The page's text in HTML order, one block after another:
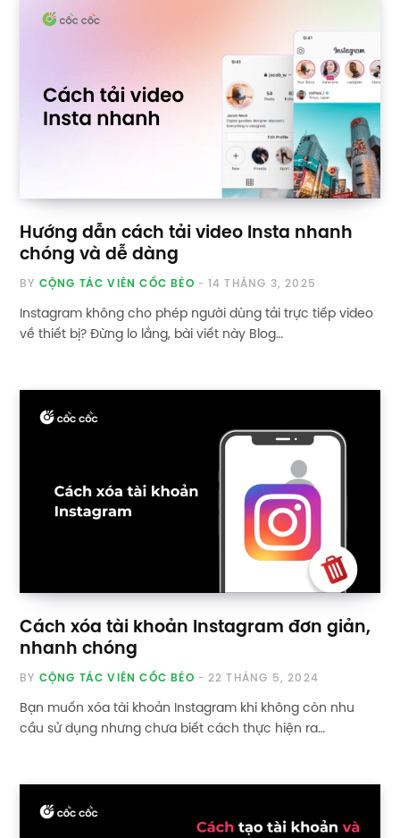
Hướng dẫn cách tải video Insta nhanh
chóng và dễ dàng
BY CỘNG TÁC VIÊN CỐC BÉO 14 THÁNG 3, 2025
Instagram không cho phép người dùng tải trực tiếp video
về thiết bị? Đừng lo lắng, bài viết này Blog…
Cách xóa tài khoản Instagram đơn giản,
nhanh chóng
BY CỘNG TÁC VIÊN CỐC BÉO 22 THÁNG 5, 2024
Bạn muốn xóa tài khoản Instagram khi không còn nhu
cầu sử dụng nhưng chưa biết cách thực hiện ra…